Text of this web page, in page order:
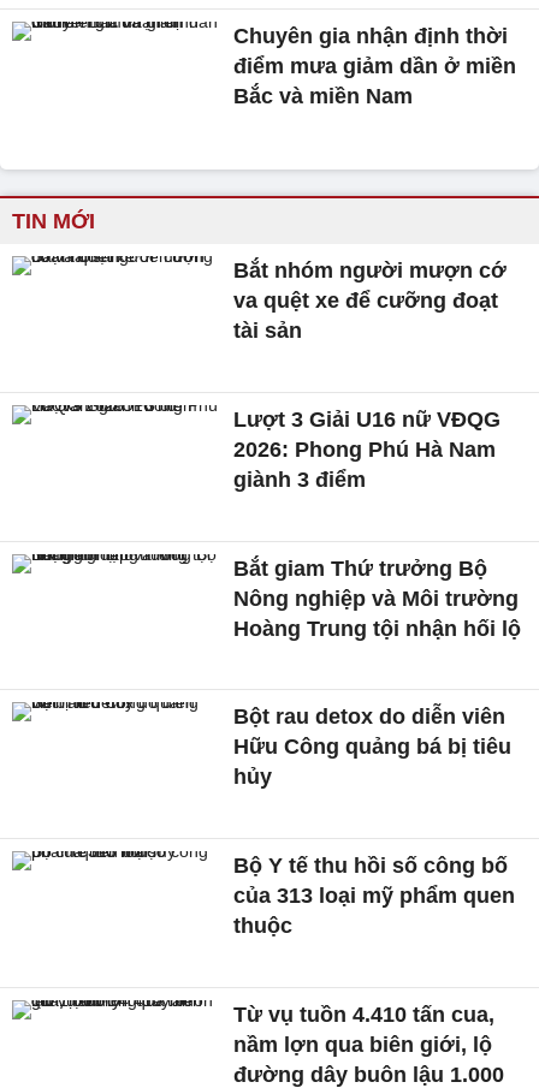
Chuyên gia nhận định thời
điểm mưa giảm dần ở miền
Bắc và miền Nam
TIN MỚI
Bắt nhóm người mượn cớ
va quệt xe để cưỡng đoạt
tài sản
Lượt 3 Giải U16 nữ VĐQG
2026: Phong Phú Hà Nam
giành 3 điểm
Bắt giam Thứ trưởng Bộ
Nông nghiệp và Môi trường
Hoàng Trung tội nhận hối lộ
Bột rau detox do diễn viên
Hữu Công quảng bá bị tiêu
hủy
Bộ Y tế thu hồi số công bố
của 313 loại mỹ phẩm quen
thuộc
Từ vụ tuồn 4.410 tấn cua,
nầm lợn qua biên giới, lộ
đường dây buôn lậu 1.000